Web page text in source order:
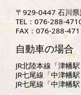
〒929-0447 石川
TEL：076-288-
FAX：076-288-
自動車の場合
JR北陸本線「津幡
JR七尾線「中津幡
JR七尾線「中津幡